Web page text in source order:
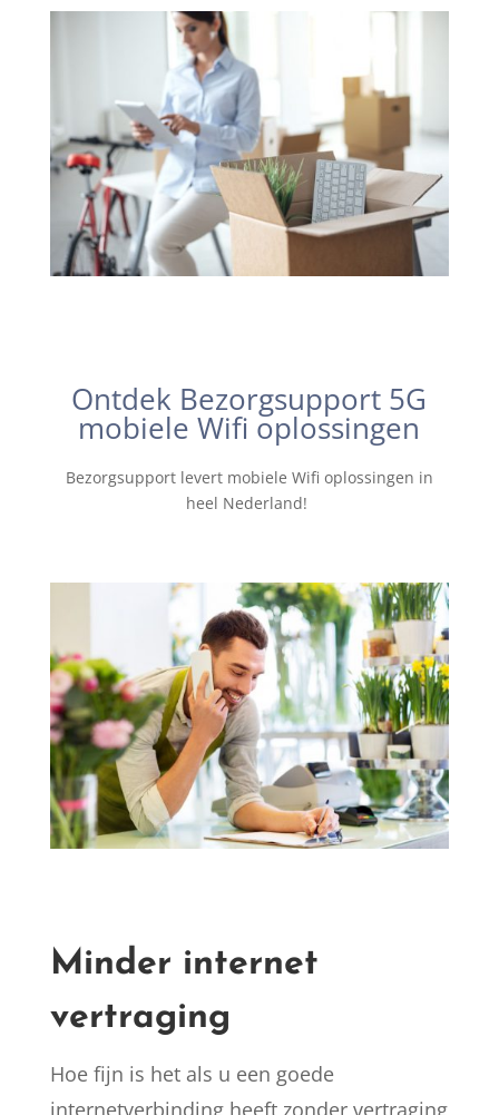
Ontdek Bezorgsupport 5G
mobiele Wifi oplossingen
Bezorgsupport levert mobiele Wifi oplossingen in
heel Nederland!
Minder internet
vertraging
Hoe fijn is het als u een goede